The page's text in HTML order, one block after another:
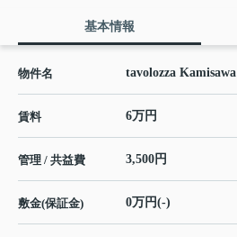
基本情報
物件名 tavolozza Kamisawa
賃料 6万円
管理 / 共益費 3,500円
敷金(保証金) 0万円(-)